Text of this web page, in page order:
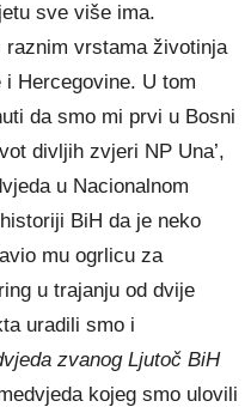
sve više ima.
raznim vrstama životinja
Hercegovine. U tom
da smo mi prvi u Bosni
divljih zvjeri NP Una’,
u Nacionalnom
BiH da je neko
mu ogrlicu za
u trajanju od dvije
uradili smo i
zvanog Ljutoč BiH
kojeg smo ulovili